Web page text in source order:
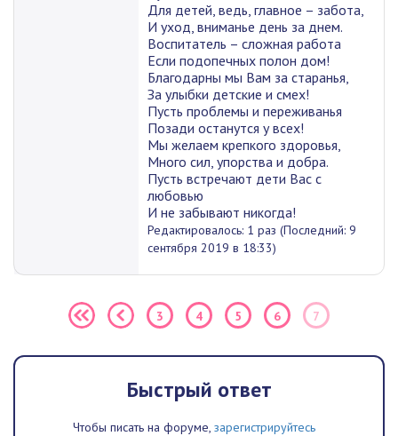
Для детей, ведь, главное – забота,
И уход, вниманье день за днем.
Воспитатель – сложная работа
Если подопечных полон дом!
Благодарны мы Вам за старанья,
За улыбки детские и смех!
Пусть проблемы и переживанья
Позади останутся у всех!
Мы желаем крепкого здоровья,
Много сил, упорства и добра.
Пусть встречают дети Вас с
любовью
И не забывают никогда!
Редактировалось: 1 раз (Последний: 9
сентября 2019 в 18:33)
3 4 5 6 7
Быстрый ответ
Чтобы писать на форуме, зарегистрируйтесь